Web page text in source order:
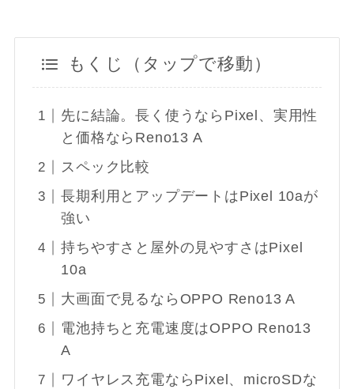
もくじ（タップで移動）
先に結論。長く使うならPixel、実用性
と価格ならReno13 A
スペック比較
長期利用とアップデートはPixel 10aが
強い
持ちやすさと屋外の見やすさはPixel
10a
大画面で見るならOPPO Reno13 A
電池持ちと充電速度はOPPO Reno13
A
ワイヤレス充電ならPixel、microSDな